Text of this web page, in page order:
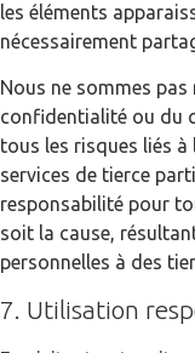
les éléments
nécessairement
Nous ne sommes
confidentialité ou du
tous les risques liés
services de tierce
responsabilité pour
soit la cause,
personnelles à des
7. Utilisation